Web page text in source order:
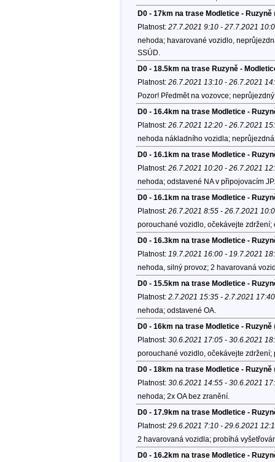
D0 - 17km na trase Modletice - Ruzyně
Platnost: 27.7.2021 9:10 - 27.7.2021
nehoda; havarované vozidlo,
SSÚD.
D0 - 18.5km na trase Ruzyně -
Platnost: 26.7.2021 13:10 - 26.7.2021
Pozor! Předmět na vozovce;
D0 - 16.4km na trase Modletice -
Platnost: 26.7.2021 12:20 - 26.7.2021
nehoda nákladního vozidla;
D0 - 16.1km na trase Modletice -
Platnost: 26.7.2021 10:20 - 26.7.2021
nehoda; odstavené NA v připojovacím JP.
D0 - 16.1km na trase Modletice -
Platnost: 26.7.2021 8:55 - 26.7.2021
porouchané vozidlo, očekávejte zdržení;
D0 - 16.3km na trase Modletice -
Platnost: 19.7.2021 16:00 - 19.7.2021
nehoda, silný provoz; 2 havarovaná
D0 - 15.5km na trase Modletice -
Platnost: 2.7.2021 15:35 - 2.7.2021 17:40
nehoda; odstavené OA.
D0 - 16km na trase Modletice - Ruzyně
Platnost: 30.6.2021 17:05 - 30.6.2021
porouchané vozidlo, očekávejte
D0 - 18km na trase Modletice - Ruzyně
Platnost: 30.6.2021 14:55 - 30.6.2021
nehoda; 2x OA bez zranění.
D0 - 17.9km na trase Modletice -
Platnost: 29.6.2021 7:10 - 29.6.2021
2 havarovaná vozidla; probíhá
D0 - 16.2km na trase Modletice -